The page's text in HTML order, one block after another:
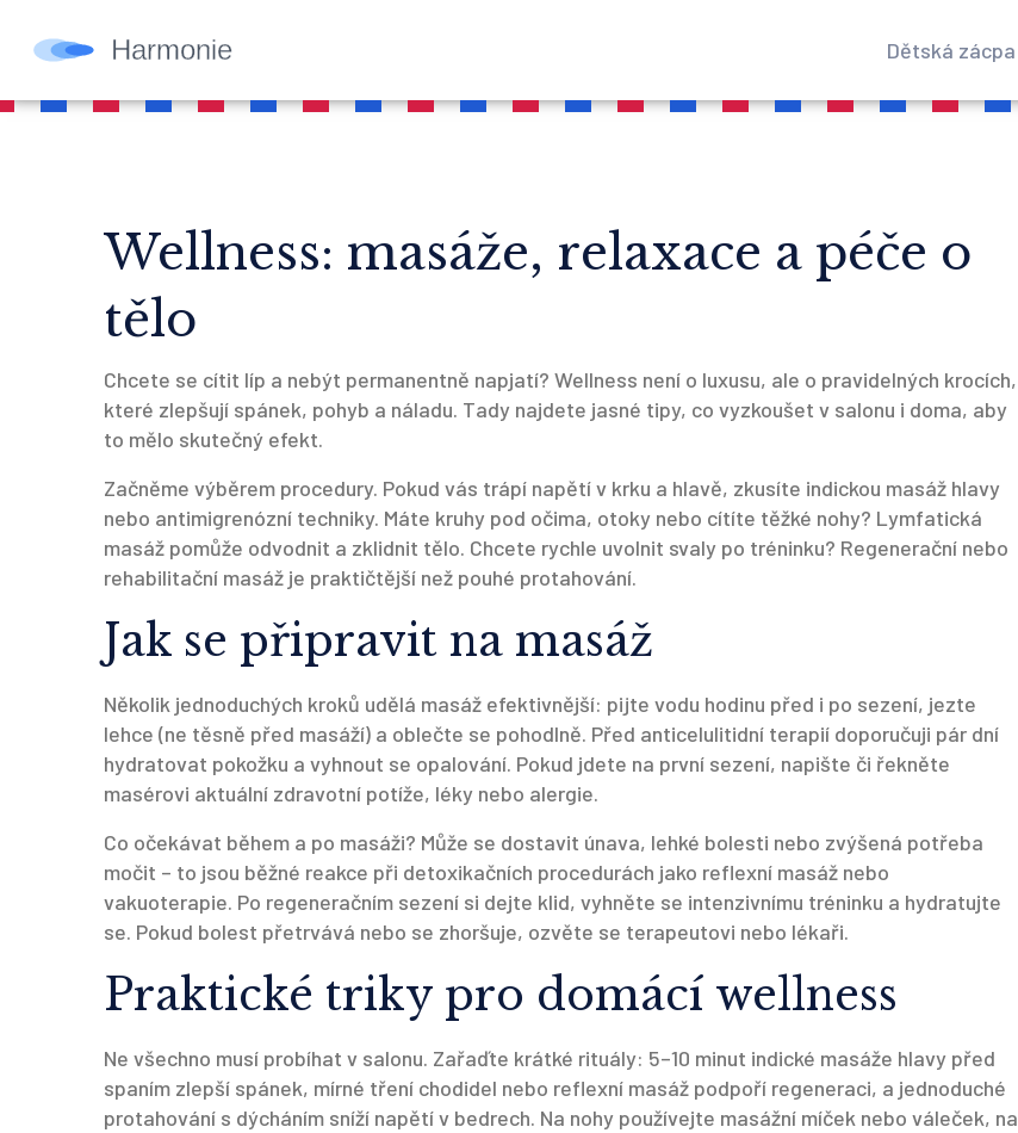
Dětská zácpa
Wellness: masáže, relaxace a péče o
tělo
Chcete se cítit líp a nebýt permanentně napjatí? Wellness není o luxusu, ale o pravidelných krocích,
které zlepšují spánek, pohyb a náladu. Tady najdete jasné tipy, co vyzkoušet v salonu i doma, aby
to mělo skutečný efekt.
Začněme výběrem procedury. Pokud vás trápí napětí v krku a hlavě, zkusíte indickou masáž hlavy
nebo antimigrenózní techniky. Máte kruhy pod očima, otoky nebo cítíte těžké nohy? Lymfatická
masáž pomůže odvodnit a zklidnit tělo. Chcete rychle uvolnit svaly po tréninku? Regenerační nebo
rehabilitační masáž je praktičtější než pouhé protahování.
Jak se připravit na masáž
Několik jednoduchých kroků udělá masáž efektivnější: pijte vodu hodinu před i po sezení, jezte
lehce (ne těsně před masáží) a oblečte se pohodlně. Před anticelulitidní terapií doporučuji pár dní
hydratovat pokožku a vyhnout se opalování. Pokud jdete na první sezení, napište či řekněte
masérovi aktuální zdravotní potíže, léky nebo alergie.
Co očekávat během a po masáži? Může se dostavit únava, lehké bolesti nebo zvýšená potřeba
močit – to jsou běžné reakce při detoxikačních procedurách jako reflexní masáž nebo
vakuoterapie. Po regeneračním sezení si dejte klid, vyhněte se intenzivnímu tréninku a hydratujte
se. Pokud bolest přetrvává nebo se zhoršuje, ozvěte se terapeutovi nebo lékaři.
Praktické triky pro domácí wellness
Ne všechno musí probíhat v salonu. Zařaďte krátké rituály: 5–10 minut indické masáže hlavy před
spaním zlepší spánek, mírné tření chodidel nebo reflexní masáž podpoří regeneraci, a jednoduché
protahování s dýcháním sníží napětí v bedrech. Na nohy používejte masážní míček nebo váleček, na